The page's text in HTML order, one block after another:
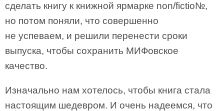
сделать книгу к книжной ярмарке non/fictio№,
но потом поняли, что совершенно
не успеваем, и решили перенести сроки
выпуска, чтобы сохранить МИФовское
качество.
Изначально нам хотелось, чтобы книга стала
настоящим шедевром. И очень надеемся, что